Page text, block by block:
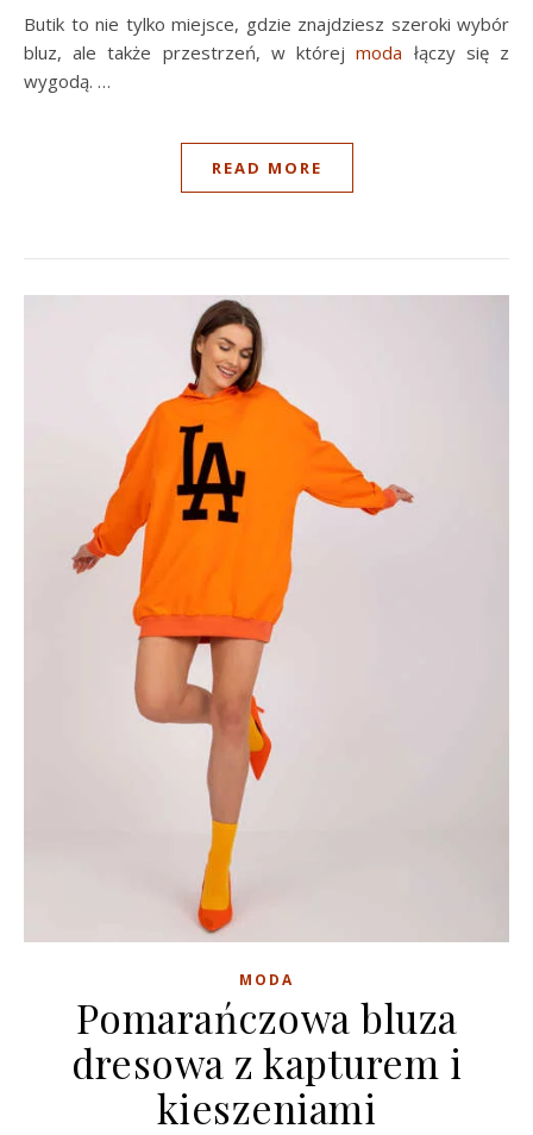
Butik to nie tylko miejsce, gdzie znajdziesz szeroki wybór
bluz, ale także przestrzeń, w którejmoda łączy się z
wygodą. …
READ MORE
MODA
Pomarańczowa bluza
dresowa z kapturem i
kieszeniami